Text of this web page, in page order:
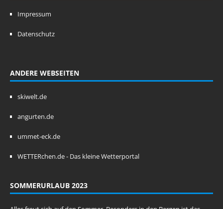
Impressum
Datenschutz
ANDERE WEBSEITEN
skiwelt.de
angurten.de
ummet-eck.de
WETTERchen.de - Das kleine Wetterportal
SOMMERURLAUB 2023